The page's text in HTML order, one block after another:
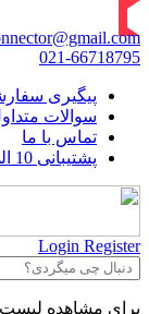
021-66718795
پیگیری
سوالات
تماس با ما
پشتیبانی 10 الی 17
Login Register
برای مشاهده لیست